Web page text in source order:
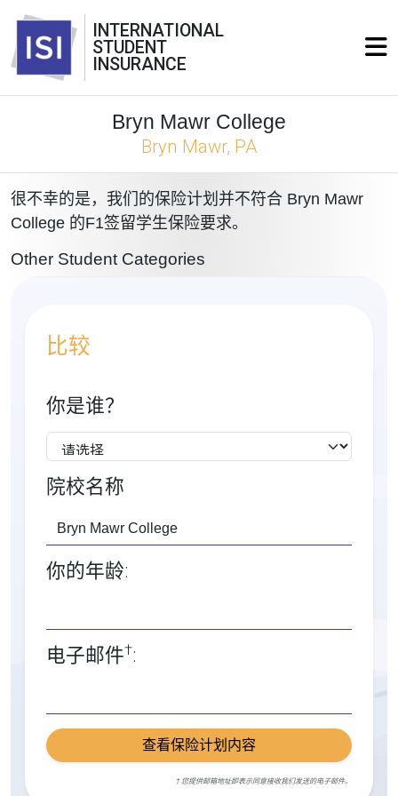
INTERNATIONAL
STUDENT
INSURANCE
Bryn Mawr College
Bryn Mawr, PA
很不幸的是，我们的保险计划并不符合 Bryn Mawr
College 的F1签留学生保险要求。
Other Student Categories
比较
你是谁？
院校名称
你的年龄:
电子邮件†:
查看保险计划内容
† 您提供邮箱地址即表示同意接收我们发送的电子邮件。